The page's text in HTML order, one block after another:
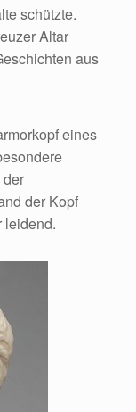
schützte.
Altar
aus
eines
der Kopf
leidend.